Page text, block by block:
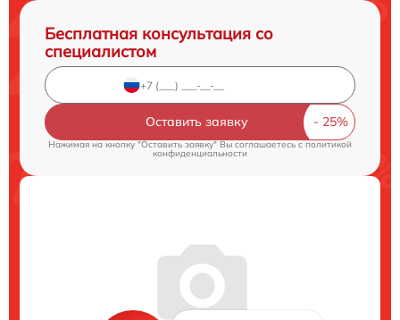
Бесплатная консультация со
специалистом
Оставить заявку
Нажимая на кнопку "Оставить заявку" Вы соглашаетесь c политикой
конфиденциальности